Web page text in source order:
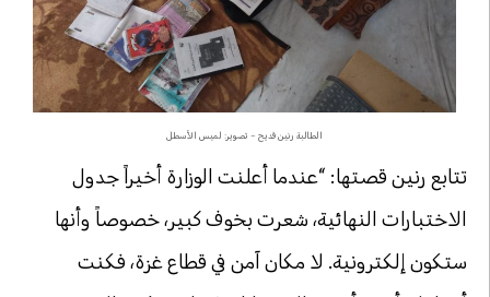
الطالبة رنين قديح – تصوير: لميس الأسطل
تتابع رنين قصتها: “عندما أعلنت الوزارة أخيراً جدول
الاختبارات النهائية، شعرت بخوف كبير، خصوصاً وأنها
ستكون إلكترونية. لا مكان آمن في قطاع غزة، فكنت